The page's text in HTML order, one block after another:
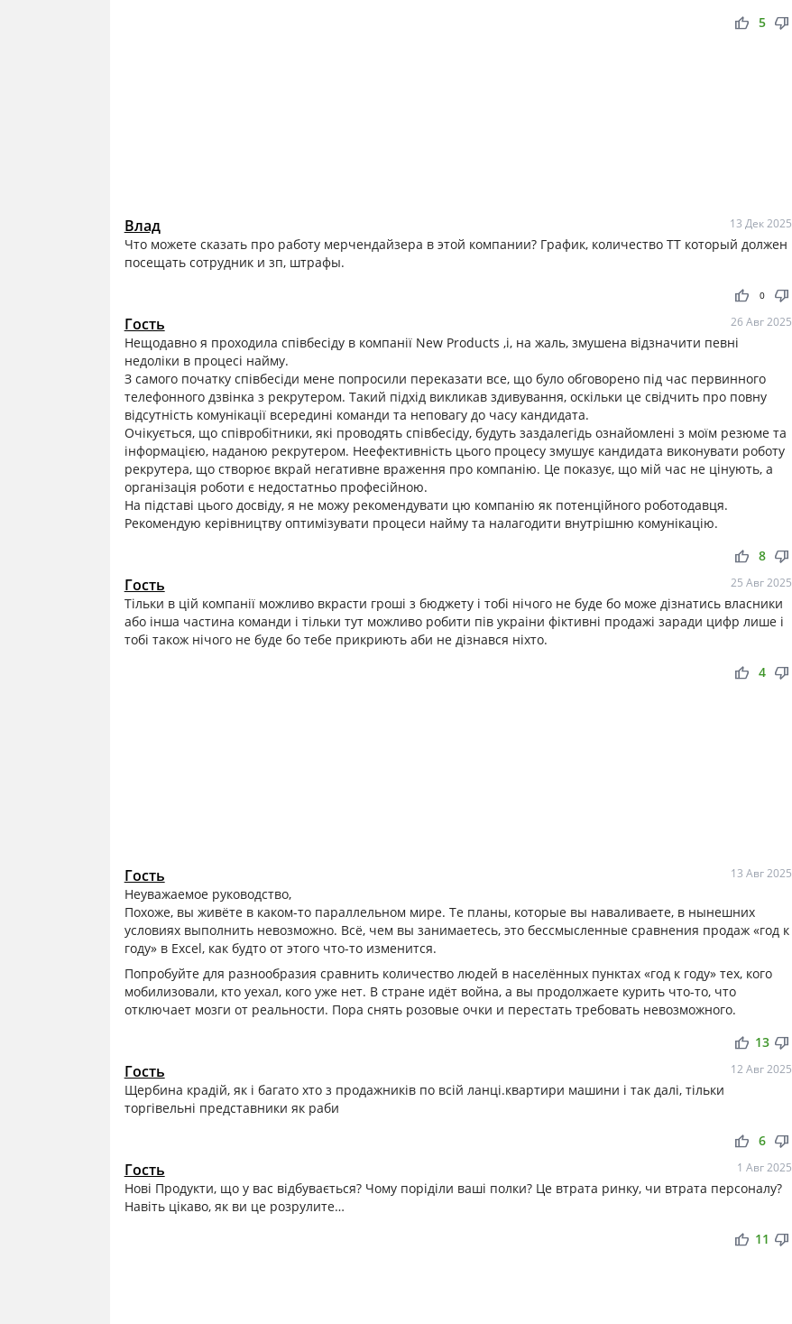
thumb_up thumb_down
5
Влад 13 Дек 2025
Что можете сказать про работу мерчендайзера в этой компании? График, количество ТТ который должен
посещать сотрудник и зп, штрафы.
thumb_up thumb_down
0
Гость 26 Авг 2025
Нещодавно я проходила співбесіду в компанії New Products ,і, на жаль, змушена відзначити певні
недоліки в процесі найму.
З самого початку співбесіди мене попросили переказати все, що було обговорено під час первинного
телефонного дзвінка з рекрутером. Такий підхід викликав здивування, оскільки це свідчить про повну
відсутність комунікації всередині команди та неповагу до часу кандидата.
Очікується, що співробітники, які проводять співбесіду, будуть заздалегідь ознайомлені з моїм резюме та
інформацією, наданою рекрутером. Неефективність цього процесу змушує кандидата виконувати роботу
рекрутера, що створює вкрай негативне враження про компанію. Це показує, що мій час не цінують, а
організація роботи є недостатньо професійною.
На підставі цього досвіду, я не можу рекомендувати цю компанію як потенційного роботодавця.
Рекомендую керівництву оптимізувати процеси найму та налагодити внутрішню комунікацію.
thumb_up thumb_down
8
Гость 25 Авг 2025
Тільки в цій компанії можливо вкрасти гроші з бюджету і тобі нічого не буде бо може дізнатись власники
або інша частина команди і тільки тут можливо робити пів украіни фіктивні продажі заради цифр лише і
тобі також нічого не буде бо тебе прикриють аби не дізнався ніхто.
thumb_up thumb_down
4
Гость 13 Авг 2025
Неуважаемое руководство,
Похоже, вы живёте в каком-то параллельном мире. Те планы, которые вы наваливаете, в нынешних
условиях выполнить невозможно. Всё, чем вы занимаетесь, это бессмысленные сравнения продаж «год к
году» в Excel, как будто от этого что-то изменится.
Попробуйте для разнообразия сравнить количество людей в населённых пунктах «год к году» тех, кого
мобилизовали, кто уехал, кого уже нет. В стране идёт война, а вы продолжаете курить что-то, что
отключает мозги от реальности. Пора снять розовые очки и перестать требовать невозможного.
thumb_up thumb_down
13
Гость 12 Авг 2025
Щербина крадій, як і багато хто з продажників по всій ланці.квартири машини і так далі, тільки
торгівельні представники як раби
thumb_up thumb_down
6
Гость 1 Авг 2025
Нові Продукти, що у вас відбувається? Чому поріділи ваші полки? Це втрата ринку, чи втрата персоналу?
Навіть цікаво, як ви це розрулите…
thumb_up thumb_down
11